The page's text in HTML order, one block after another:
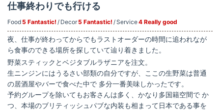
仕事終わりでも行ける
Food5 Fantastic! Decor5 Fantastic! Service4 Really good
夜、仕事が終わってからでもラストオーダーの時間に追われなが
ら食事のできる場所を探していて辿り着きました。
野菜スティックとベジタブルラザニアを注文。
生ニンジンにはうるさい部類の自分ですが、ここの生野菜は普通
の居酒屋やバーで食べた中で 多分一番美味しかったです。
予約グループを除いてもお客さんは多く、かなり多国籍空間で か
つ、本場のブリティッシュパブな内装も相まって日本である事を